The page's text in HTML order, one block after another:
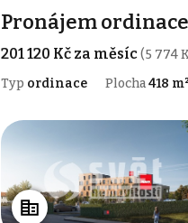
Pronájem
201 120 Kč za měsíc(5 774
Typ ordinace Plocha418